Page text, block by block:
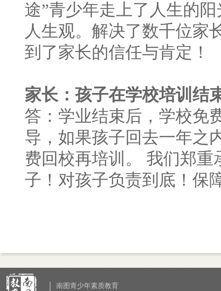
途”青少年走上了人生的
人生观。解决了数千位家
到了家长的信任与肯定！
家长：孩子在学校培训结
答：学业结束后，学校免
导，如果孩子回去一年之
费回校再培训。 我们郑
子！对孩子负责到底！保
南图青少年素质教育